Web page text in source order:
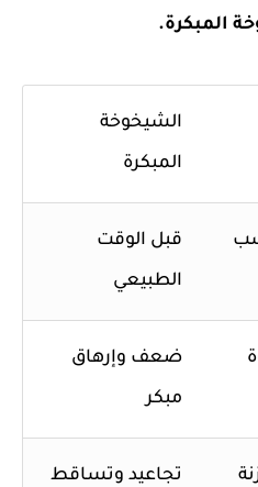
المبكرة.
الشيخوخة
المبكرة
قبل الوقت
الطبيعي
ضعف وإرهاق
مبكر
تجاعيد وتساقط